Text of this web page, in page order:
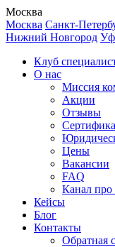
Москва
Москва Санкт-
Нижний Новгород
Клуб
О нас
Миссия
Акции
Отзывы
Цены
Вакансии
FAQ
Канал про
Кейсы
Блог
Контакты
Обратная